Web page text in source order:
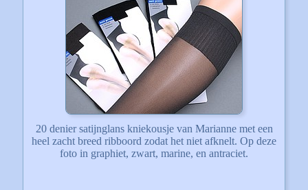
20 denier satijnglans kniekousje van Marianne met een
heel zacht breed ribboord zodat het niet afknelt. Op deze
foto in graphiet, zwart, marine, en antraciet.